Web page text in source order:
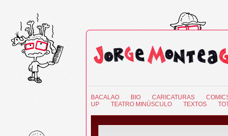
BACALAO BIO CARICATURAS
UP
TEATRO MINÚSCULO TEXTOS